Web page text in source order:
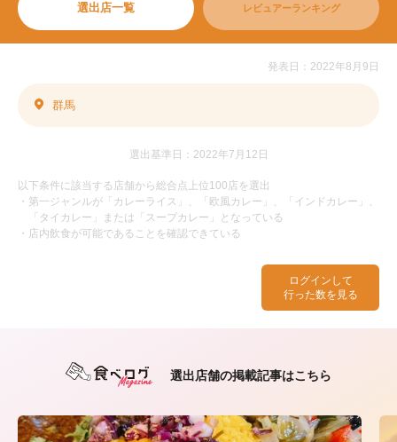
選出店一覧 レビュアーランキング
ログインして
行った数を見る
発表日：2022年8月9日
群馬
選出基準日：2022年7月12日
以下条件に該当する店舗から総合点上位100店を選出
・第一ジャンルが「カレーライス」、「欧風カレー」、「インドカレー」、
「タイカレー」または「スープカレー」となっている
・店内飲食が可能であることを確認できている
選出店舗の掲載記事はこちら